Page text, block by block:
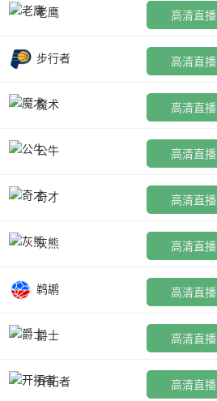
老鹰 高清直播
步行者 高清直播
魔术 高清直播
公牛 高清直播
奇才 高清直播
灰熊 高清直播
鹈鹕 高清直播
爵士 高清直播
开拓者 高清直播